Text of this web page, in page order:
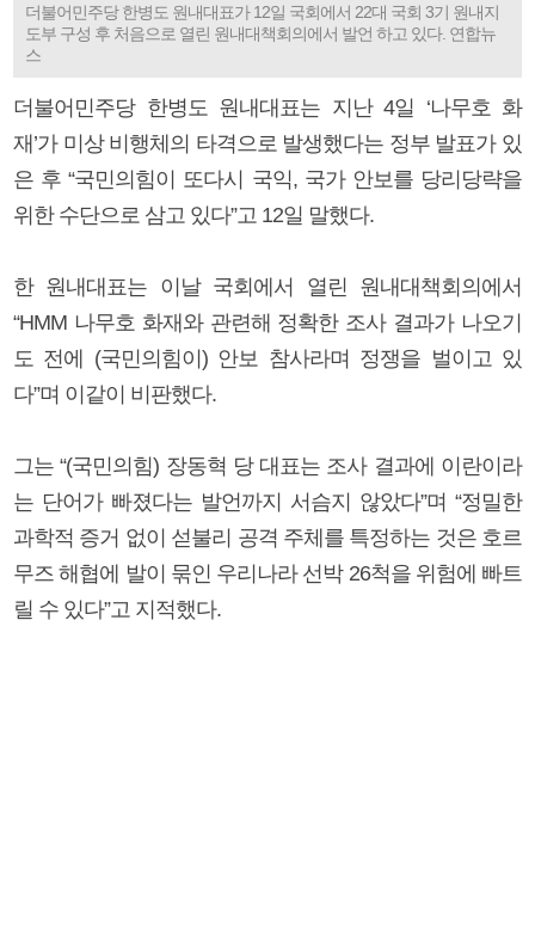
더불어민주당 한병도 원내대표가 12일 국회에서 22대 국회 3기 원내지
도부 구성 후 처음으로 열린 원내대책회의에서 발언 하고 있다. 연합뉴
스
더불어민주당 한병도 원내대표는 지난 4일 ‘나무호 화
재’가 미상 비행체의 타격으로 발생했다는 정부 발표가 있
은 후 “국민의힘이 또다시 국익, 국가 안보를 당리당략을
위한 수단으로 삼고 있다”고 12일 말했다.
한 원내대표는 이날 국회에서 열린 원내대책회의에서
“HMM 나무호 화재와 관련해 정확한 조사 결과가 나오기
도 전에 (국민의힘이) 안보 참사라며 정쟁을 벌이고 있
다”며 이같이 비판했다.
그는 “(국민의힘) 장동혁 당 대표는 조사 결과에 이란이라
는 단어가 빠졌다는 발언까지 서슴지 않았다”며 “정밀한
과학적 증거 없이 섣불리 공격 주체를 특정하는 것은 호르
무즈 해협에 발이 묶인 우리나라 선박 26척을 위험에 빠트
릴 수 있다”고 지적했다.